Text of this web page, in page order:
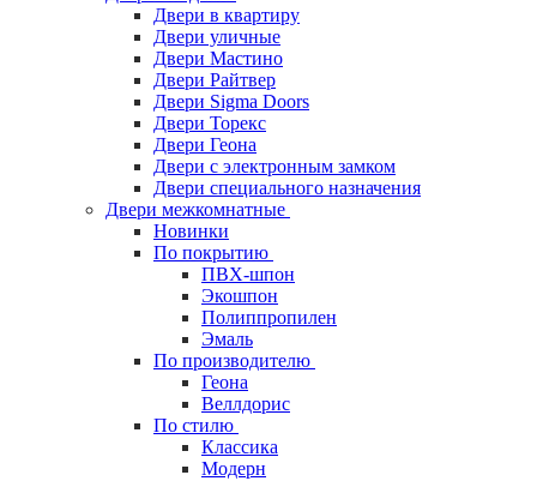
Двери в квартиру
Двери уличные
Двери Мастино
Двери Райтвер
Двери Sigma Doors
Двери Торекс
Двери Геона
Двери с электронным замком
Двери специального назначения
Двери межкомнатные
Новинки
По покрытию
ПВХ-шпон
Экошпон
Полиппропилен
Эмаль
По производителю
Геона
Веллдорис
По стилю
Классика
Модерн